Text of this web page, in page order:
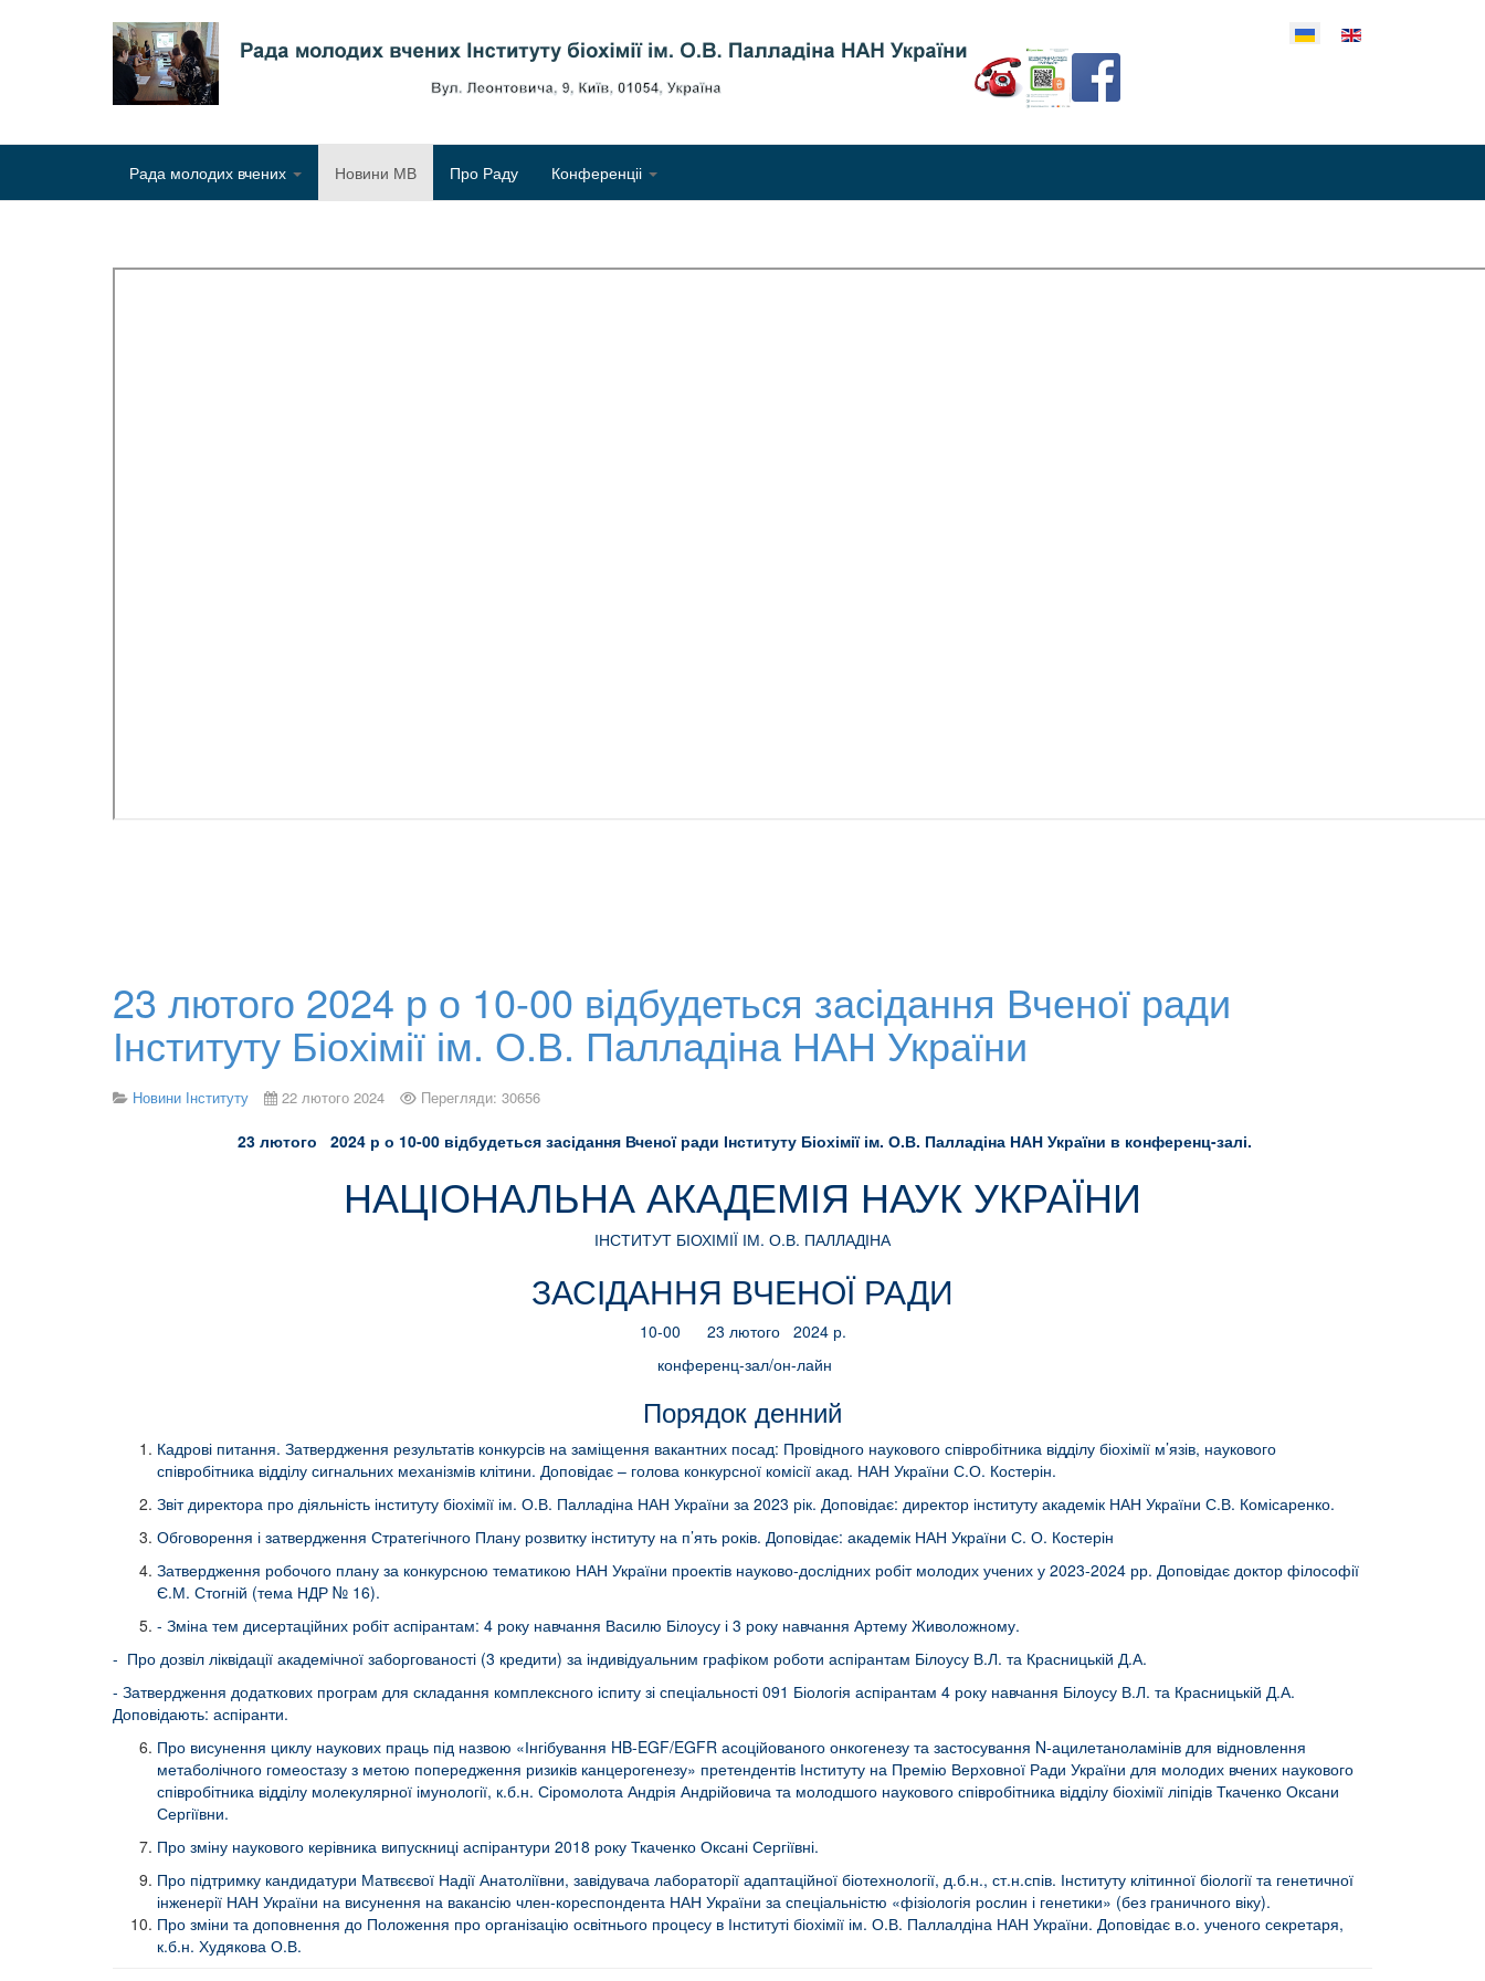
Рада молодих вчених Новини МВ Про Раду Конференціі
23 лютого 2024 р о 10-00 відбудеться засідання Вченої ради
Інституту Біохімії ім. О.В. Палладіна НАН України
Новини Інституту 22 лютого 2024 Перегляди: 30656
23 лютого 2024 р о 10-00 відбудеться засідання Вченої ради Інституту Біохімії ім. О.В. Палладіна НАН України в конференц-залі.
НАЦІОНАЛЬНА АКАДЕМІЯ НАУК УКРАЇНИ
ІНСТИТУТ БІОХІМІЇ ІМ. О.В. ПАЛЛАДІНА
ЗАСІДАННЯ ВЧЕНОЇ РАДИ
10-00 23 лютого 2024 р.
конференц-зал/он-лайн
Порядок денний
Кадрові питання. Затвердження результатів конкурсів на заміщення вакантних посад: Провідного наукового співробітника відділу біохімії м’язів, наукового
співробітника відділу сигнальних механізмів клітини. Доповідає – голова конкурсної комісії акад. НАН України С.О. Костерін.
Звіт директора про діяльність інституту біохімії ім. О.В. Палладіна НАН України за 2023 рік. Доповідає: директор інституту академік НАН України С.В. Комісаренко.
Обговорення і затвердження Стратегічного Плану розвитку інституту на п’ять років. Доповідає: академік НАН України С. О. Костерін
Затвердження робочого плану за конкурсною тематикою НАН України проектів науково-дослідних робіт молодих учених у 2023-2024 рр. Доповідає доктор філософії
Є.М. Стогній (тема НДР № 16).
- Зміна тем дисертаційних робіт аспірантам: 4 року навчання Василю Білоусу і 3 року навчання Артему Живоложному.
- Про дозвіл ліквідації академічної заборгованості (3 кредити) за індивідуальним графіком роботи аспірантам Білоусу В.Л. та Красницькій Д.А.
- Затвердження додаткових програм для складання комплексного іспиту зі спеціальності 091 Біологія аспірантам 4 року навчання Білоусу В.Л. та Красницькій Д.А.
Доповідають: аспіранти.
Про висунення циклу наукових праць під назвою «Інгібування HB-EGF/EGFR асоційованого онкогенезу та застосування N-ацилетаноламінів для відновлення
метаболічного гомеостазу з метою попередження ризиків канцерогенезу» претендентів Інституту на Премію Верховної Ради України для молодих вчених наукового
співробітника відділу молекулярної імунології, к.б.н. Сіромолота Андрія Андрійовича та молодшого наукового співробітника відділу біохімії ліпідів Ткаченко Оксани
Сергіївни.
Про зміну наукового керівника випускниці аспірантури 2018 року Ткаченко Оксані Сергіївні.
Про підтримку кандидатури Матвєєвої Надії Анатоліївни, завідувача лабораторії адаптаційної біотехнології, д.б.н., ст.н.спів. Інституту клітинної біології та генетичної
інженерії НАН України на висунення на вакансію член-кореспондента НАН України за спеціальністю «фізіологія рослин і генетики» (без граничного віку).
Про зміни та доповнення до Положення про організацію освітнього процесу в Інституті біохімії ім. О.В. Паллалдіна НАН України. Доповідає в.о. ученого секретаря,
к.б.н. Худякова О.В.